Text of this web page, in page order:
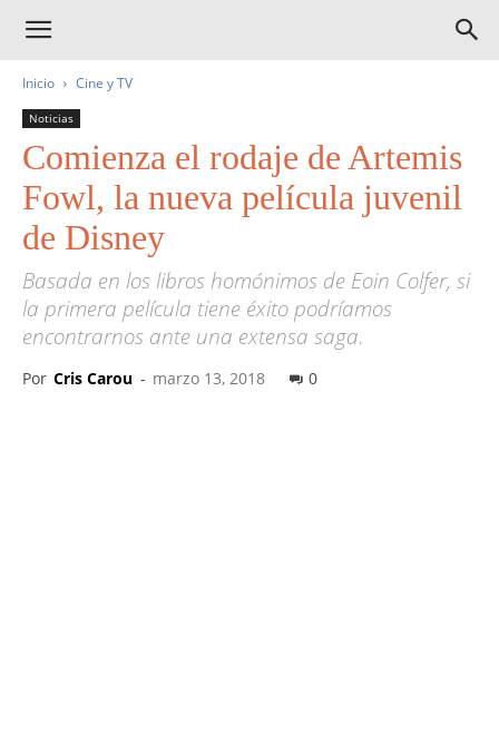
Inicio Cine y TV
Noticias
Comienza el rodaje de Artemis
Fowl, la nueva película juvenil
de Disney
Basada en los libros homónimos de Eoin Colfer, si
la primera película tiene éxito podríamos
encontrarnos ante una extensa saga.
Por Cris Carou - marzo 13, 2018 0